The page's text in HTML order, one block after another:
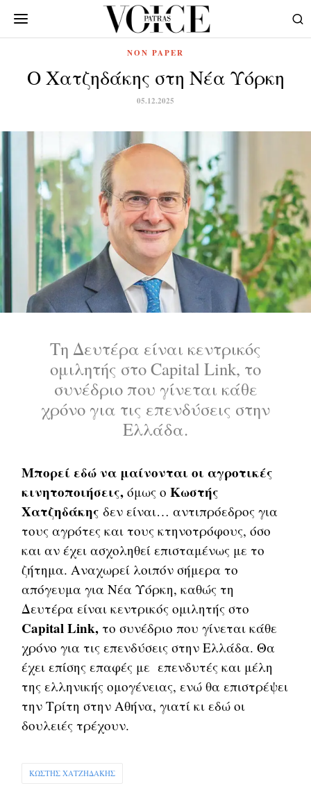
NON PAPER
Ο Χατζηδάκης στη Νέα Υόρκη
05.12.2025
Tη Δευτέρα είναι κεντρικός
ομιλητής στο Capital Link, το
συνέδριο που γίνεται κάθε
χρόνο για τις επενδύσεις στην
Ελλάδα.
Μπορεί εδώ να μαίνονται οι αγροτικές
κινητοποιήσεις, όμως οΚωστής
Χατζηδάκηςδεν είναι… αντιπρόεδρος για
τους αγρότες και τους κτηνοτρόφους, όσο
και αν έχει ασχοληθεί επισταμένως με το
ζήτημα. Αναχωρεί λοιπόν σήμερα το
απόγευμα για Νέα Υόρκη, καθώς τη
Δευτέρα είναι κεντρικός ομιλητής στο
Capital Link, το συνέδριο που γίνεται κάθε
χρόνο για τις επενδύσεις στην Ελλάδα. Θα
έχει επίσης επαφές με επενδυτές και μέλη
της ελληνικής ομογένειας, ενώ θα επιστρέψει
την Τρίτη στην Αθήνα, γιατί κι εδώ οι
δουλειές τρέχουν.
ΚΩΣΤΗΣ ΧΑΤΖΗΔΑΚΗΣ